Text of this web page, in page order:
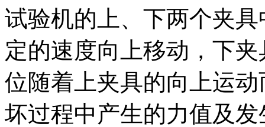
试验机的上、下两个夹
定的速度向上移动，下
位随着上夹具的向上运
坏过程中产生的力值及